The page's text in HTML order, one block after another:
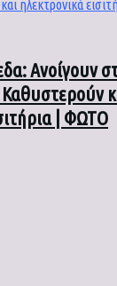
Ανοίγουν
| ΦΩΤΟ